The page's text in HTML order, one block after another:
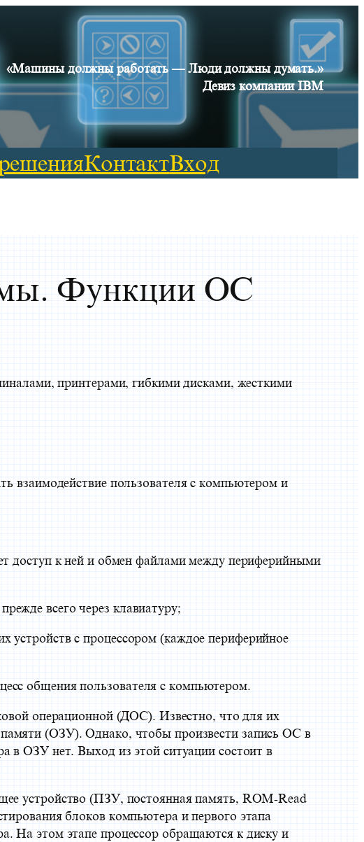
«Машины должны работать — Люди должны думать.»
Девиз компании IBM
КонтактВход
Функции ОС
принтерами, гибкими дисками, жесткими
взаимодействие пользователя с компьютером и
доступ к ней и обмен файлами между периферийными
всего через клавиатуру;
с процессором (каждое периферийное
общения пользователя с компьютером.
операционной (ДОС). Известно, что для их
(ОЗУ). Однако, чтобы произвести запись ОС в
в ОЗУ нет. Выход из этой ситуации состоит в
устройство (ПЗУ, постоянная память, ROM-Read
блоков компьютера и первого этапа
На этом этапе процессор обращаются к диску и